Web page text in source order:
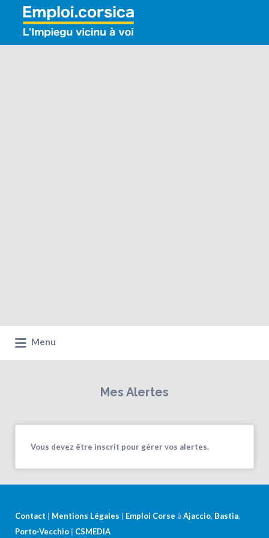
Rechercher:
Menu
Mes Alertes
Vous devez être inscrit pour gérer vos alertes.
Contact | Mentions Légales | Emploi Corse àAjaccio, Bastia,
Porto-Vecchio | CSMEDIA